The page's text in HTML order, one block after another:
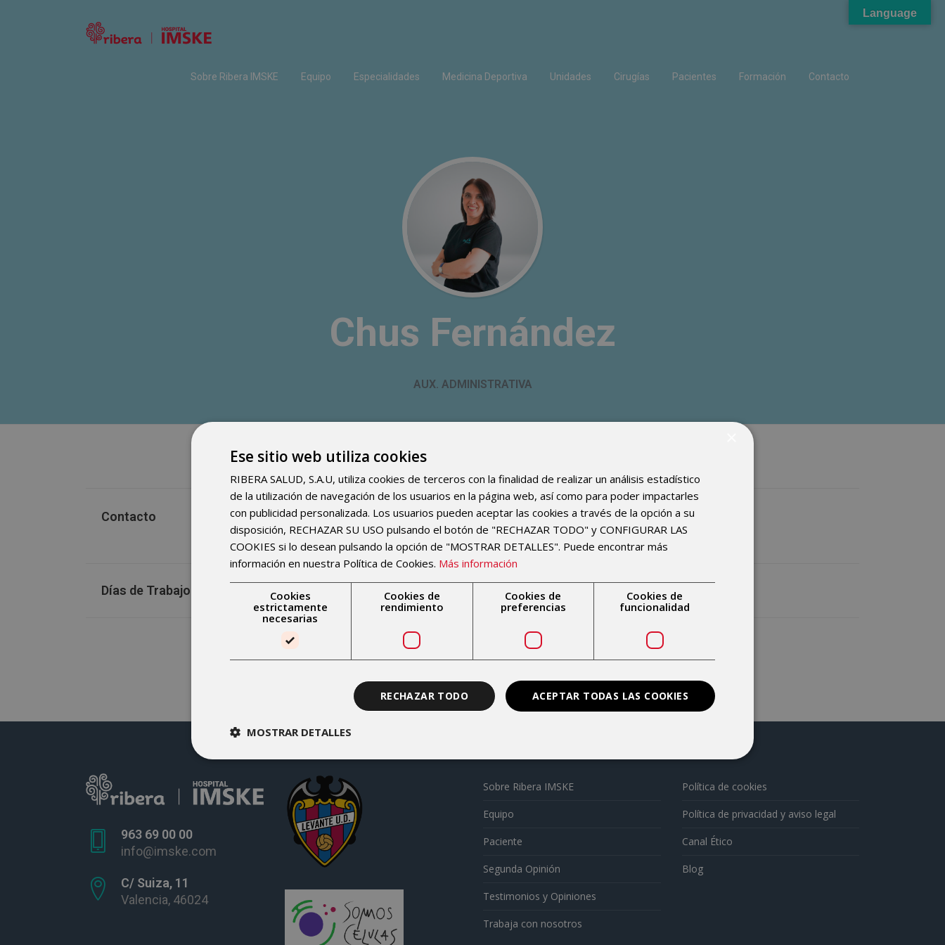
Sobre Ribera IMSKE Equipo Especialidades Medicina Deportiva Unidades Cirugías Pacientes Formación Contacto
Chus Fernández
AUX. ADMINISTRATIVA
Contacto
+34 674304870
info@imske.com
Suiza 11
Valencia, 46024,
Días de Trabajo Monday Tuesday Wednesday Friday
963 69 00 00
info@imske.com
C/ Suiza, 11
Valencia, 46024
Sobre Ribera IMSKE
Equipo
Paciente
Segunda Opinión
Testimonios y Opiniones
Trabaja con nosotros
Política de cookies
Política de privacidad y aviso legal
Canal Ético
Blog
Language
Ese sitio web utiliza cookies
RIBERA SALUD, S.A.U, utiliza cookies de terceros con la finalidad de realizar un análisis estadístico
de la utilización de navegación de los usuarios en la página web, así como para poder impactarles
con publicidad personalizada. Los usuarios pueden aceptar las cookies a través de la opción a su
disposición, RECHAZAR SU USO pulsando el botón de "RECHAZAR TODO" y CONFIGURAR LAS
COOKIES si lo desean pulsando la opción de "MOSTRAR DETALLES". Puede encontrar más
información en nuestra Política de Cookies. Más información
Cookies
estrictamente
necesarias
Cookies de
rendimiento
Cookies de
preferencias
Cookies de
funcionalidad
ACEPTAR TODAS LAS COOKIES
RECHAZAR TODO
MOSTRAR DETALLES